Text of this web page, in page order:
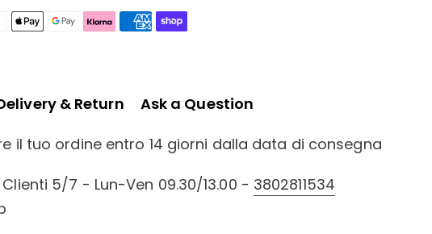
& Return
Ask a Question
il tuo ordine entro 14 giorni dalla data di consegna
5/7 - Lun-Ven 09.30/13.00 - 3802811534